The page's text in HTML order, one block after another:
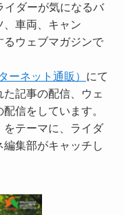
イダーが気になるバ
、車両、キャン
るウェブマガジンで
ーネット通販） にて
記事の配信、ウェ
信をしています。
をテーマに、ライダ
集部がキャッチし